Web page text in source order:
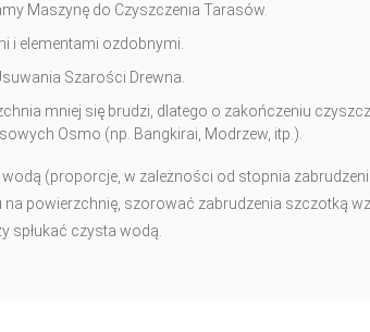
Maszynę do Czyszczenia Tarasów.
i elementami ozdobnymi.
Szarości Drewna.
mniej się brudzi, dlatego o zakończeniu
Osmo (np. Bangkirai, Modrzew, itp.).
(proporcje, w zależności od stopnia
powierzchnię, szorować zabrudzenia szczotką
spłukać czysta wodą.